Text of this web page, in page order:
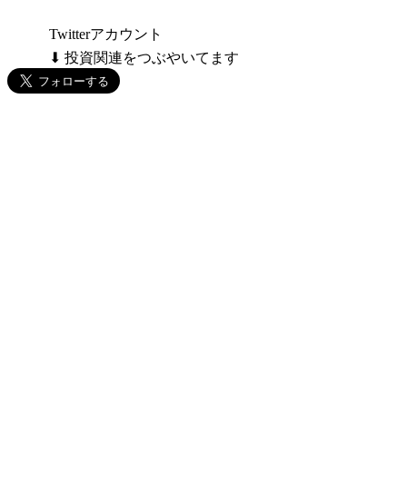
Twitterアカウント
⬇ 投資関連をつぶやいてます